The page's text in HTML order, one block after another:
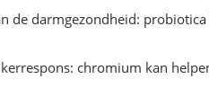
de darmgezondheid:
chromium kan